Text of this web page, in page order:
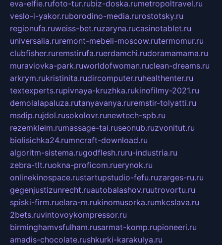
eva-elfie.rufoto-tur.rubiz-doska.rumetropoltravel.ru
veslo-i-yakor.ruborodino-media.rurostotsky.ru
regionufa.ruweiss-bet.ruzaryna.rucasinotablet.ru
universalia.ruremont-mebeli-moscow.rutermomur.ru
clubfisher.ruremstirufa.ruerdamchi.rudoramamama.ru
muraviovka-park.ruworldofwoman.ruclean-dreams.ru
arkrym.rukristinita.rudircomputer.ruhealthenter.ru
textexperts.rupivnaya-kruzhka.rukinofilmy-2021.ru
demolalapaluza.rutanyavanya.ruremstir-tolyatti.ru
msdip.rujdol.rusokolovr.runewtech-spb.ru
rezemkleim.rumassage-tai.ruseonub.ruzvonitut.ru
biolisichka24.rumncraft-download.ru
algoritm-sistema.rugodflesh.ruru-industria.ru
zebra-tlt.ruokna-proficom.ruerynok.ru
onlinekinospace.rustartupstudio-fefu.ruzarges-ru.ru
gegenjustizunrecht.ruautobalashov.ruutrovortu.ru
spiski-firm.ruelara-m.rukinomusorka.rumkcslava.ru
2bets.ruvintovoykompressor.ru
birminghamvsfulham.rusarmat-komp.rupioneeri.ru
amadis-chocolate.rushkurki-karakulya.ru